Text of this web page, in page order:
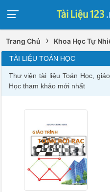
Trang Chủ › Khoa Học Tự
TÀI LIỆU TOÁN HỌC
Thư viện tài liệu Toán Học,
Học tham khảo mới nhất